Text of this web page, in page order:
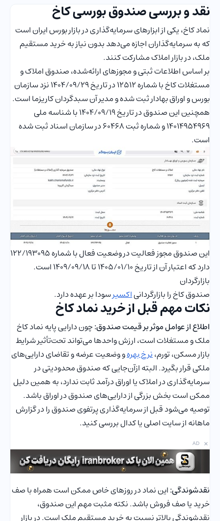
نقد و بررسی صندوق بورسی کاخ
نماد کاخ، یکی از ابزارهای سرمایه‌گذاری در بازار بورس ایران است
که به سرمایه‌گذاران اجازه می‌دهد بدون نیاز به خرید مستقیم
ملک، در بازار املاک مشارکت کنند.
بر اساس اطلاعات ثبتی و مجوزهای ارائه‌شده، صندوق املاک و
مستغلات کاخ با شماره ۱۲۵۱۲ در تاریخ ۱۴۰۴/۰۹/۲۹ نزد سازمان
بورس و اوراق بهادار ثبت شده و مدیر آن سبدگردان کاریزما است.
همچنین این صندوق در تاریخ 1404/09/19 با شناسه ملی
۱۴۰۱۴۹۵۴۹۶۹ و شماره ثبت ۶۰۴۶۸ در سازمان اسناد ثبت شده
است.
این صندوق مجوز فعالیت در وضعیت فعال با شماره ۱۲۲/۱۹۳۰۹۵
دارد که اعتبار آن از تاریخ ۱۴۰۵/۰۱/۱۰ تا ۱۴۰۹/۰۹/۱۸ است.
بازارگردان
صندوق کاخ را بازارگردانیاکسیرسودا بر عهده دارد.
نکات مهم قبل از خرید نماد کاخ
اطلاع از عوامل موثر بر قیمت صندوق:چون دارایی پایه نماد کاخ
ملک و مستغلات است، ارزش واحدها می‌تواند تحت‌تأثیر شرایط
بازار مسکن، تورم،نرخ بهرهو وضعیت عرضه و تقاضای دارایی‌های
ملکی قرار بگیرد. البته ازآن‌جایی که صندوق محدودیتی در
سرمایه‌‌گذاری در املاک یا اوراق درآمد ثابت ندارد، به همین دلیل
ممکن است بخش بزرگی از دارایی‌های صندوق در اوراق باشد.
توصیه می‌شود قبل از سرمایه‌گذاری پرتفوی صندوق را در گزارش
ماهانه از سایت اصلی یا کدال بررسی کنید.
AD ×
نقدشوندگی:این نماد در روزهای خاص ممکن است همراه با صف
خرید یا صف فروش باشد. نکته مثبت مهم این صندوق،
نقدشوندگی بالاتر نسبت به خرید مستقیم ملک است. در بازار